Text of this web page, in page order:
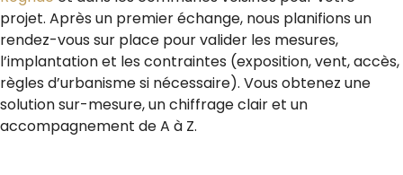
projet. Après un premier échange, nous planifions un
rendez-vous sur place pour valider les mesures,
l’implantation et les contraintes (exposition, vent, accès,
règles d’urbanisme si nécessaire). Vous obtenez une
solution sur-mesure, un chiffrage clair et un
accompagnement de A à Z.